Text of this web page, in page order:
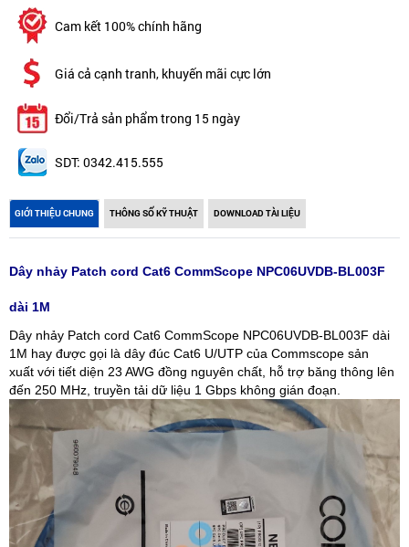
Cam kết 100% chính hãng
Giá cả cạnh tranh, khuyến mãi cực lớn
Đổi/Trả sản phẩm trong 15 ngày
SDT: 0342.415.555
GIỚI THIỆU CHUNG THÔNG SỐ KỸ THUẬT DOWNLOAD TÀI LIỆU
Dây nhảy Patch cord Cat6 CommScope NPC06UVDB-BL003F
dài 1M
Dây nhảy Patch cord Cat6 CommScope NPC06UVDB-BL003F dài
1M hay được gọi là dây đúc Cat6 U/UTP của Commscope sản
xuất với tiết diện 23 AWG đồng nguyên chất, hỗ trợ băng thông lên
đến 250 MHz, truyền tải dữ liệu 1 Gbps không gián đoạn.